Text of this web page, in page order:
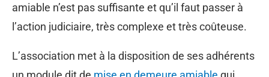
amiable n’est pas suffisante et qu’il faut passer à
l’action judiciaire, très complexe et très coûteuse.
L’association met à la disposition de ses adhérents